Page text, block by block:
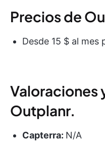
Precios de
Desde 15 $ al mes
Valoraciones
Outplanr.
Capterra: N/A